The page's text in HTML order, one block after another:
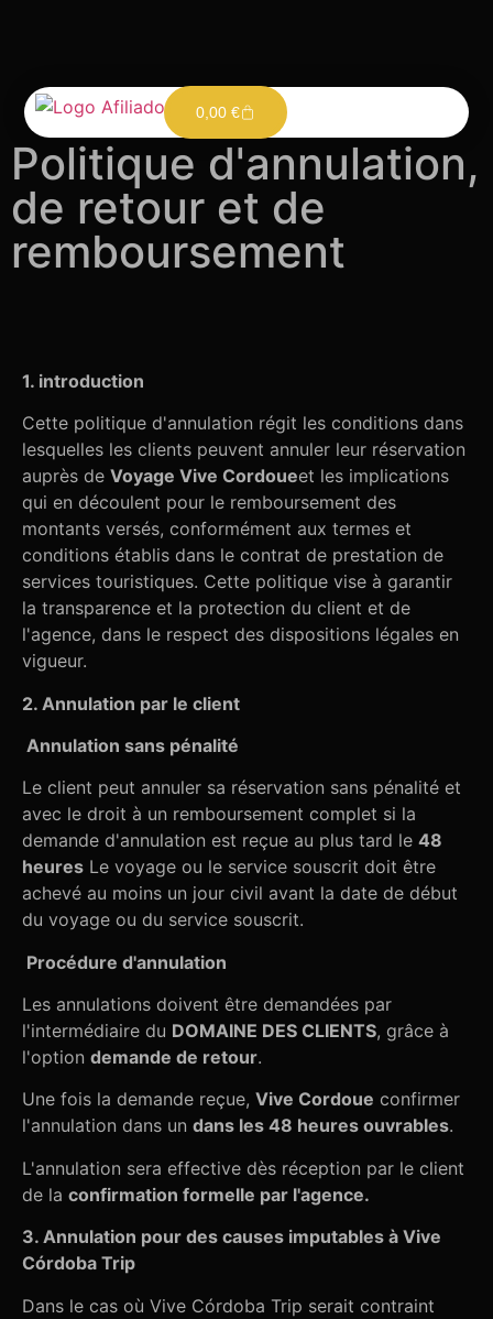
0,00€
Politique d'annulation,
de retour et de
remboursement
1. introduction
Cette politique d'annulation régit les conditions dans
lesquelles les clients peuvent annuler leur réservation
auprès de Voyage Vive Cordoueet les implications
qui en découlent pour le remboursement des
montants versés, conformément aux termes et
conditions établis dans le contrat de prestation de
services touristiques. Cette politique vise à garantir
la transparence et la protection du client et de
l'agence, dans le respect des dispositions légales en
vigueur.
2. Annulation par le client
Annulation sans pénalité
Le client peut annuler sa réservation sans pénalité et
avec le droit à un remboursement complet si la
demande d'annulation est reçue au plus tard le 48
heures Le voyage ou le service souscrit doit être
achevé au moins un jour civil avant la date de début
du voyage ou du service souscrit.
Procédure d'annulation
Les annulations doivent être demandées par
l'intermédiaire du DOMAINE DES CLIENTS, grâce à
l'option demande de retour.
Une fois la demande reçue, Vive Cordoue confirmer
l'annulation dans un dans les 48 heures ouvrables.
L'annulation sera effective dès réception par le client
de la confirmation formelle par l'agence.
3. Annulation pour des causes imputables à Vive
Córdoba Trip
Dans le cas où Vive Córdoba Trip serait contraint